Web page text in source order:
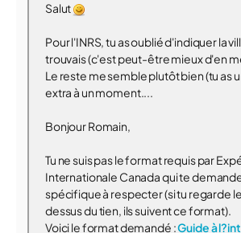
Salut
Pour l'INRS, tu as oublié d'indiquer la
trouvais (c'est peut-être mieux d'en
Le reste me semble plutôt bien (tu as
extra à un moment....
Bonjour Romain,
Tu ne suis pas le format requis par
Internationale Canada qui te
spécifique à respecter (si tu regarde
dessus du tien, ils suivent ce format).
Voici le format demandé :Guide à